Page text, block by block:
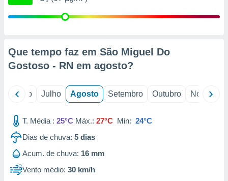
estudos
de
1199
Que tempo faz em São Miguel Do
Gostoso - RN em agosto?
Junho Julho Agosto Setembro Outubro Novembro
T. Média : 25°C Máx.: 27°C Min: 24°C
Dias de chuva: 5 dias
Acum. de chuva: 16 mm
Vento médio: 30 km/h